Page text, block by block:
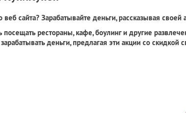
сайта? Зарабатывайте деньги, рассказывая
посещать рестораны, кафе, боулинг и другие
деньги, предлагая эти акции со скидкой